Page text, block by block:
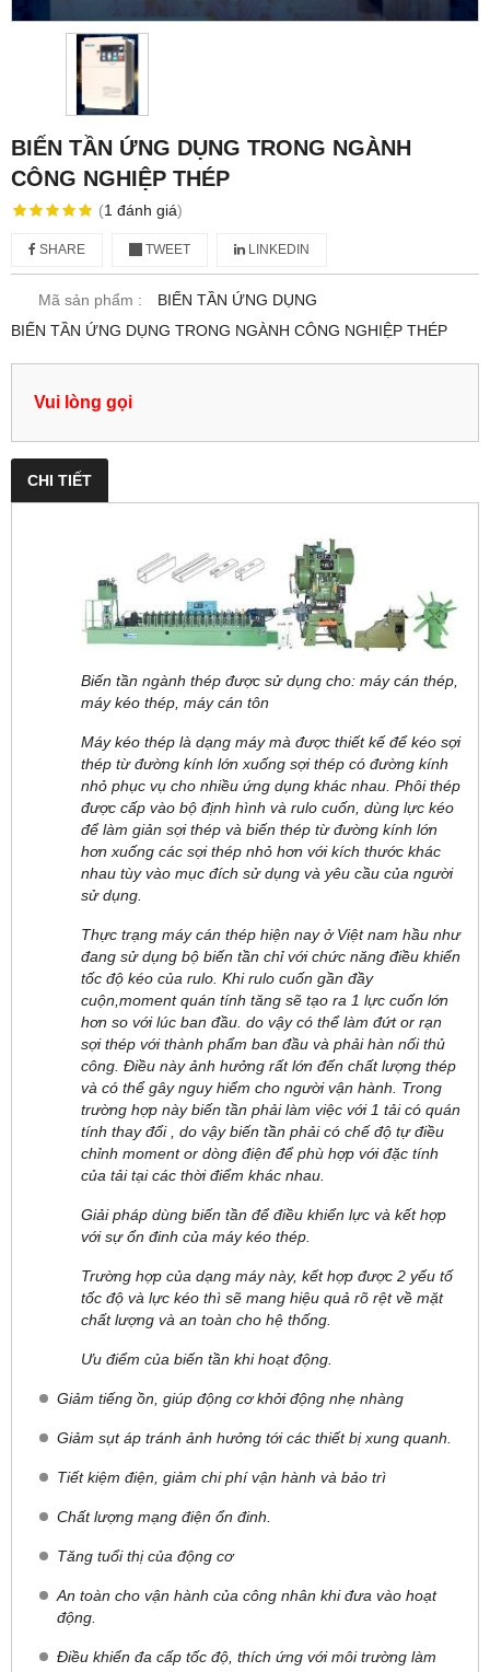
BIẾN TẦN ỨNG DỤNG TRONG NGÀNH
CÔNG NGHIỆP THÉP
(1 đánh giá)
SHARE TWEET LINKEDIN
Mã sản phẩm :
BIẾN TẦN ỨNG DỤNG
BIẾN TẦN ỨNG DỤNG TRONG NGÀNH CÔNG NGHIỆP THÉP
Vui lòng gọi
CHI TIẾT
Biến tần ngành thép được sử dụng cho: máy cán thép,
máy kéo thép, máy cán tôn
Máy kéo thép là dạng máy mà được thiết kế để kéo sợi
thép từ đường kính lớn xuống sợi thép có đường kính
nhỏ phục vụ cho nhiều ứng dụng khác nhau. Phôi thép
được cấp vào bộ định hình và rulo cuốn, dùng lực kéo
để làm giản sợi thép và biến thép từ đường kính lớn
hơn xuống các sợi thép nhỏ hơn với kích thước khác
nhau tùy vào mục đích sử dụng và yêu cầu của người
sử dụng.
Thực trạng máy cán thép hiện nay ở Việt nam hầu như
đang sử dụng bộ biến tần chỉ với chức năng điều khiển
tốc độ kéo của rulo. Khi rulo cuốn gần đầy
cuộn,moment quán tính tăng sẽ tạo ra 1 lực cuốn lớn
hơn so với lúc ban đầu. do vậy có thể làm đứt or rạn
sợi thép với thành phẩm ban đầu và phải hàn nối thủ
công. Điều này ảnh hưởng rất lớn đến chất lượng thép
và có thể gây nguy hiểm cho người vận hành. Trong
trường hợp này biến tần phải làm việc với 1 tải có quán
tính thay đổi , do vậy biến tần phải có chế độ tự điều
chỉnh moment or dòng điện để phù hợp với đặc tính
của tải tại các thời điểm khác nhau.
Giải pháp dùng biến tần để điều khiển lực và kết hợp
với sự ổn đinh của máy kéo thép.
Trường hợp của dạng máy này, kết hợp được 2 yếu tố
tốc độ và lực kéo thì sẽ mang hiệu quả rõ rệt về mặt
chất lượng và an toàn cho hệ thống.
Ưu điểm của biến tần khi hoạt động.
Giảm tiếng ồn, giúp động cơ khởi động nhẹ nhàng
Giảm sụt áp tránh ảnh hưởng tới các thiết bị xung quanh.
Tiết kiệm điện, giảm chi phí vận hành và bảo trì
Chất lượng mạng điện ổn đinh.
Tăng tuổi thị của động cơ
An toàn cho vận hành của công nhân khi đưa vào hoạt
động.
Điều khiển đa cấp tốc độ, thích ứng với môi trường làm